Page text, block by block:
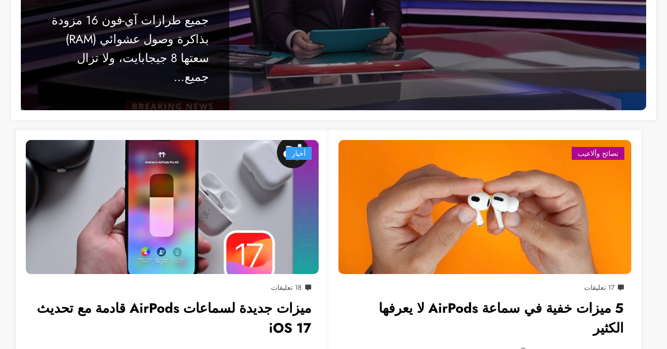
جميع طرازات آي-فون 16 مزودة
بذاكرة وصول عشوائي (RAM)
سعتها 8 جيجابايت، ولا تزال
جميع…
أخبار
18 تعليقات
ميزات جديدة لسماعات AirPods قادمة مع تحديث
iOS 17
نصائح وألاعيب
17 تعليقات
5 ميزات خفية في سماعة AirPods لا يعرفها
الكثير